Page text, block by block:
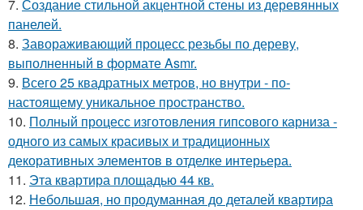
7. Создание стильной акцентной стены из деревянных
панелей.
8. Завораживающий процесс резьбы по дереву,
выполненный в формате Asmr.
9. Всего 25 квадратных метров, но внутри - по-
настоящему уникальное пространство.
10. Полный процесс изготовления гипсового карниза -
одного из самых красивых и традиционных
декоративных элементов в отделке интерьера.
11. Эта квартира площадью 44 кв.
12. Небольшая, но продуманная до деталей квартира